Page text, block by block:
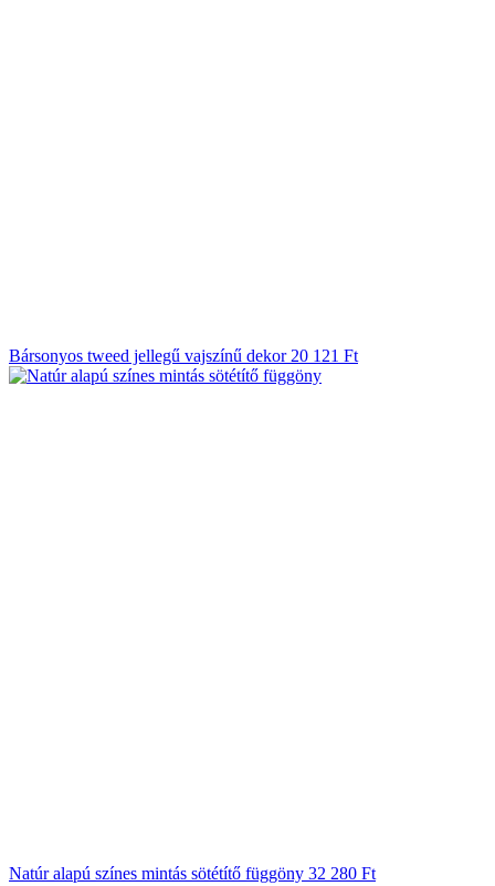
Bársonyos tweed jellegű vajszínű dekor 20 121 Ft
Natúr alapú színes mintás sötétítő függöny 32 280 Ft